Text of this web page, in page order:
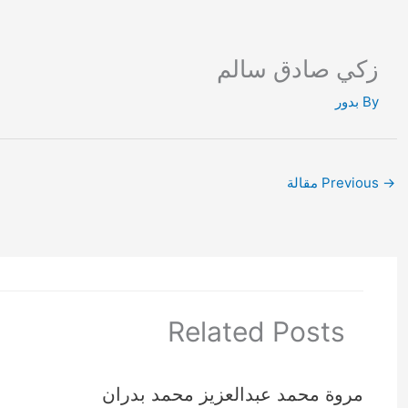
زكي صادق سالم
By بدور
→
Related Posts
مروة محمد عبدالعزيز محمد بدران